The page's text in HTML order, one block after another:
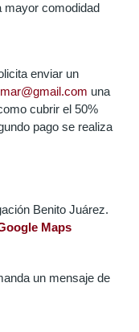
mayor comodidad
enviar un
una
cubrir el 50%
pago se realiza
Benito Juárez.
Maps
un mensaje de